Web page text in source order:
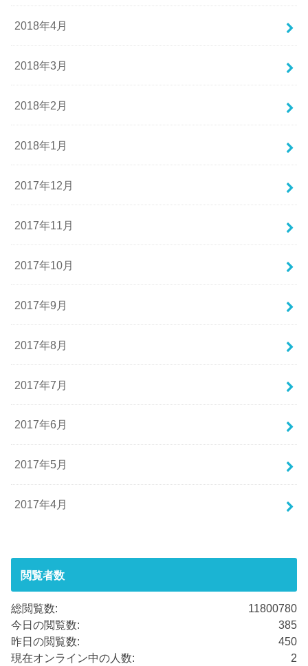
2018年4月
2018年3月
2018年2月
2018年1月
2017年12月
2017年11月
2017年10月
2017年9月
2017年8月
2017年7月
2017年6月
2017年5月
2017年4月
閲覧者数
11800780
総閲覧数:
385
今日の閲覧数:
450
昨日の閲覧数:
2
現在オンライン中の人数: